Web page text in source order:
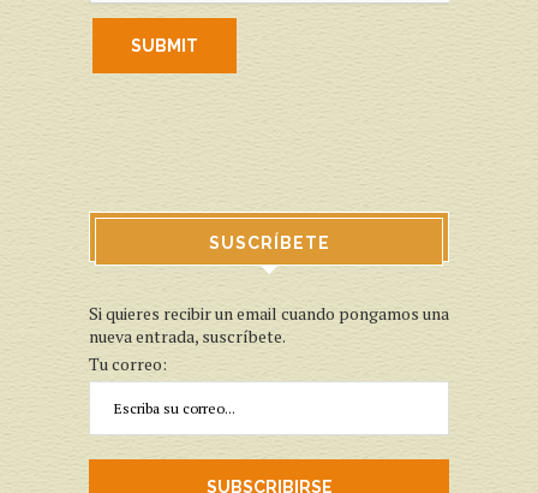
SUSCRÍBETE
Si quieres recibir un email cuando pongamos una
nueva entrada, suscríbete.
Tu correo: